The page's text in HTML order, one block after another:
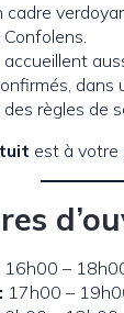
cadre
dans
règles de
est à votre
16h00 –
17h00 –